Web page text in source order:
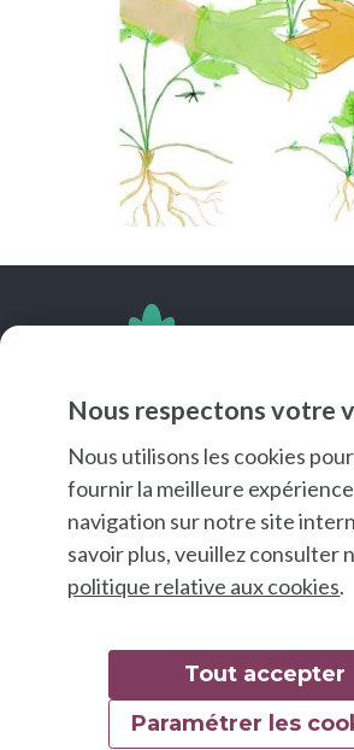
Nous respectons votre
Nous utilisons les cookies
fournir la meilleure
navigation sur notre site
savoir plus, veuillez consulter
politique relative aux cookies.
Tout accepter
Paramétrer les